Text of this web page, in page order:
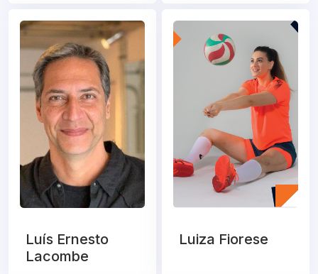
Luís Ernesto
Lacombe
Luiza Fiorese